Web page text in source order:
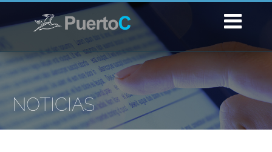
NOTICIAS